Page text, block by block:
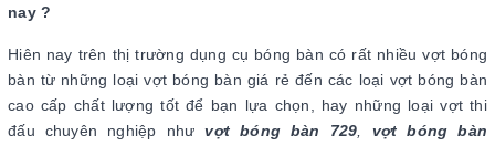
nay ?
Hiên nay trên thị trường dụng cụ bóng bàn có rất nhiều vợt bóng
bàn từ những loại vợt bóng bàn giá rẻ đến các loại vợt bóng bàn
cao cấp chất lượng tốt để bạn lựa chọn, hay những loại vợt thi
đấu chuyên nghiệp nhưvợt bóng bàn 729
vợt bóng bàn